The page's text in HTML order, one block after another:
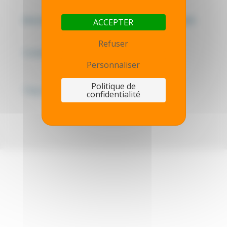
Mentions légales - Politique de confidentialité
ACCEPTER
Refuser
Personnaliser
Politique de
confidentialité